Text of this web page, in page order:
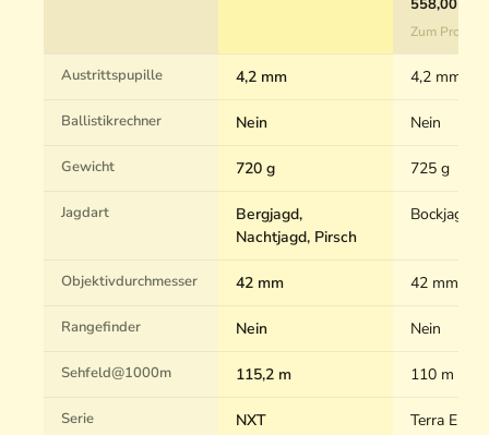
558,00 €
Zum
Austrittspupille 4,2 mm 4,2 mm
Ballistikrechner Nein Nein
Gewicht 720 g 725 g
Jagdart
Bergjagd,
Nachtjagd, Pirsch
Bockjagd,
Objektivdurchmesser 42 mm 42 mm
Rangefinder Nein Nein
Sehfeld@1000m 115,2 m 110 m
Serie NXT Terra ED